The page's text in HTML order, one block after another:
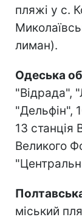
пляжі у с.
лиман).
Одеська
"Відрада",
"Дельфін",
13 станція
Великого
міський